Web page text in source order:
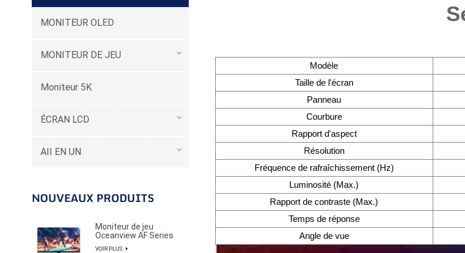
Modèle
Taille de l'écran
Panneau
Courbure
Rapport d'aspect
Résolution
Fréquence de rafraîchissement (Hz)
Luminosité (Max.)
Rapport de contraste (Max.)
Temps de réponse
Angle de vue
MONITEUR OLED
MONITEUR DE JEU
Moniteur 5K
ÉCRAN LCD
AII EN UN
NOUVEAUX PRODUITS
Moniteur de jeu
Oceanview AF Series
VOIR PLUS